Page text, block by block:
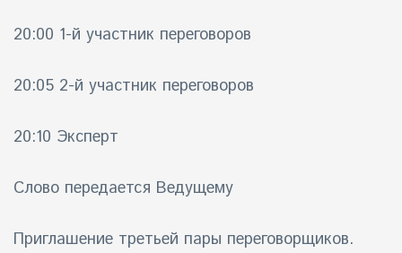
20:00 1-й участник переговоров
20:05 2-й участник переговоров
20:10 Эксперт
Слово передается Ведущему
Приглашение третьей пары переговорщиков.